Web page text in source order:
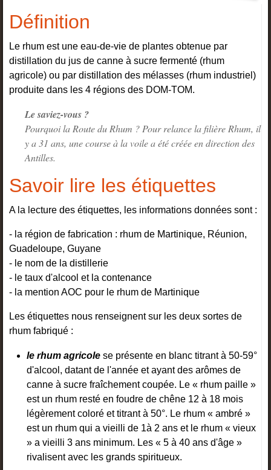
Définition
Le rhum est une eau-de-vie de plantes obtenue par
distillation du jus de canne à sucre fermenté (rhum
agricole) ou par distillation des mélasses (rhum industriel)
produite dans les 4 régions des DOM-TOM.
Le saviez-vous ?
Pourquoi la Route du Rhum ? Pour relance la filière Rhum, il
y a 31 ans, une course à la voile a été créée en direction des
Antilles.
Savoir lire les étiquettes
A la lecture des étiquettes, les informations données sont :
- la région de fabrication : rhum de Martinique, Réunion,
Guadeloupe, Guyane
- le nom de la distillerie
- le taux d'alcool et la contenance
- la mention AOC pour le rhum de Martinique
Les étiquettes nous renseignent sur les deux sortes de
rhum fabriqué :
le rhum agricolese présente en blanc titrant à 50-59°
d'alcool, datant de l'année et ayant des arômes de
canne à sucre fraîchement coupée. Le « rhum paille »
est un rhum resté en foudre de chêne 12 à 18 mois
légèrement coloré et titrant à 50°. Le rhum « ambré »
est un rhum qui a vieilli de 1à 2 ans et le rhum « vieux
» a vieilli 3 ans minimum. Les « 5 à 40 ans d'âge »
rivalisent avec les grands spiritueux.